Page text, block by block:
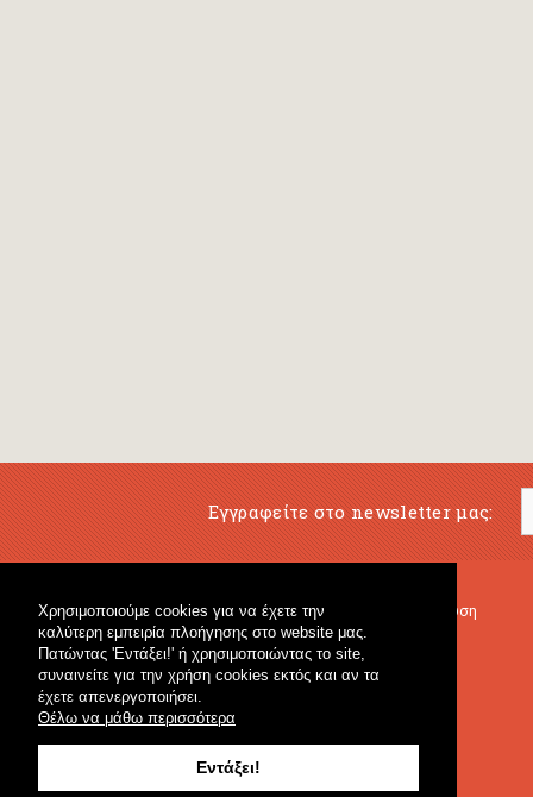
Χρησιμοποιούμε cookies για να έχετε την
καλύτερη εμπειρία πλοήγησης στο website μας.
Πατώντας 'Εντάξει!' ή χρησιμοποιώντας το site,
συναινείτε για την χρήση cookies εκτός και αν τα
έχετε απενεργοποιήσει.
Θέλω να μάθω περισσότερα
Εντάξει!
Εγγραφείτε στο newsletter μας:
Μουσικό Βιβλιοπωλείο
Κρουστά & Εκπαιδευτικό Υλικό
Γενικό Βιβλιοπωλείο
Μουσική Εκπαίδευση
Fagotto Blog